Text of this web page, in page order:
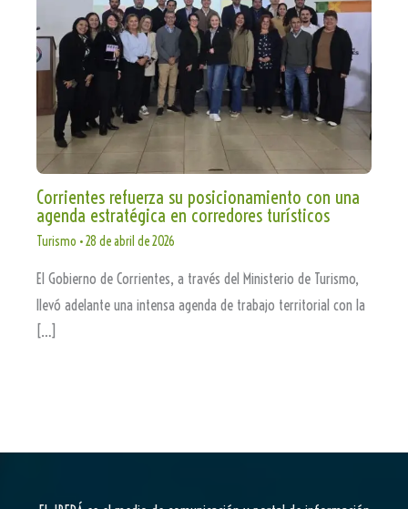
Corrientes refuerza su posicionamiento con una
agenda estratégica en corredores turísticos
Turismo •28 de abril de 2026
El Gobierno de Corrientes, a través del Ministerio de Turismo,
llevó adelante una intensa agenda de trabajo territorial con la
[…]